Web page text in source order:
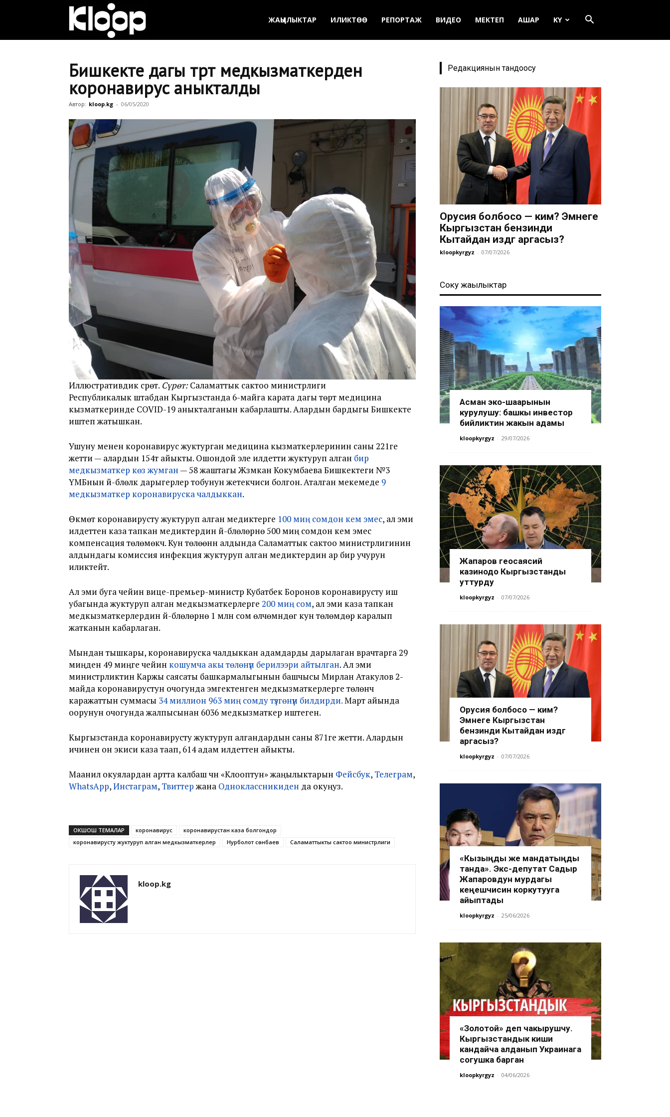
|
Кыргызстан
ЖАҢЫЛЫКТАР ИЛИКТӨӨ РЕПОРТАЖ ВИДЕО МЕКТЕП АШАР KY
Бишкекте дагы төрт медкызматкерден
коронавирус аныкталды
Автор: kloop.kg - 06/05/2020
Иллюстративдик сүрөт. Сүрөт:Саламаттык сактоо министрлиги
Республикалык штабдан Кыргызстанда 6-майга карата дагы төрт медицина
кызматкеринде COVID-19 аныкталганын кабарлашты. Алардын бардыгы Бишкекте
иштеп жатышкан.
Ушуну менен коронавирус жуктурган медицина кызматкерлеринин саны 221ге
жетти — алардын 154тү айыкты. Ошондой эле илдетти жуктуруп алган бир
медкызматкер көз жумган — 58 жаштагы Жүзүмкан Кокумбаева Бишкектеги №3
ҮМБнын үй-бүлөлүк дарыгерлер тобунун жетекчиси болгон. Аталган мекемеде 9
медкызматкер коронавируска чалдыккан.
Өкмөт коронавирусту жуктуруп алган медиктерге 100 миң сомдон кем эмес, ал эми
илдеттен каза тапкан медиктердин үй-бүлөлөрүнө 500 миң сомдон кем эмес
компенсация төлөмөкчү. Кун төлөөнүн алдында Саламаттык сактоо министрлигинин
алдындагы комиссия инфекция жуктуруп алган медиктердин ар бир учурун
иликтейт.
Ал эми буга чейин вице-премьер-министр Кубатбек Боронов коронавирусту иш
убагында жуктуруп алган медкызматкерлерге 200 миң сом, ал эми каза тапкан
медкызматкерлердин үй-бүлөлөрүнө 1 млн сом өлчөмүндөгү кун төлөмдөрү каралып
жатканын кабарлаган.
Мындан тышкары, коронавируска чалдыккан адамдарды дарылаган врачтарга 29
миңден 49 миңге чейин кошумча акы төлөнүп берилээри айтылган. Ал эми
министрликтин Каржы саясаты башкармалыгынын башчысы Мирлан Атакулов 2-
майда коронавирустун очогунда эмгектенген медкызматкерлерге төлөнүүчү
каражаттын суммасы 34 миллион 963 миң сомду түзгөнүн билдирди.Март айында
оорунун очогунда жалпысынан 6036 медкызматкер иштеген.
Кыргызстанда коронавирусту жуктуруп алгандардын саны 871ге жетти. Алардын
ичинен он экиси каза таап, 614 адам илдеттен айыкты.
Маанилүү окуялардан артта калбаш үчүн «Клооптун» жаңылыктарын Фейсбук, Телеграм,
WhatsApp,Инстаграм, Твиттержана Одноклассникиден да окуңуз.
ОКШОШ ТЕМАЛАР коронавирус
коронавирустан каза болгондор
коронавирусту жуктуруп алган медкызматкерлер
Нурболот Үсөнбаев Саламаттыкты сактоо министрлиги
kloop.kg
Редакциянын тандоосу
Орусия болбосо — ким? Эмнеге
Кыргызстан бензинди
Кытайдан издөөгө аргасыз?
kloopkyrgyz - 07/07/2026
Соңку жаңылыктар
Асман эко-шаарынын
курулушу: башкы инвестор
бийликтин жакын адамы
kloopkyrgyz - 29/07/2026
Жапаров геосаясий
казинодо Кыргызстанды
уттурду
kloopkyrgyz - 07/07/2026
Орусия болбосо — ким?
Эмнеге Кыргызстан
бензинди Кытайдан издөөгө
аргасыз?
kloopkyrgyz - 07/07/2026
«Кызыңды же мандатыңды
танда». Экс-депутат Садыр
Жапаровдун мурдагы
кеңешчисин коркутууга
айыптады
kloopkyrgyz - 25/06/2026
«Золотой» деп чакырушчу.
Кыргызстандык киши
кандайча алданып Украинага
согушка барган
kloopkyrgyz - 04/06/2026